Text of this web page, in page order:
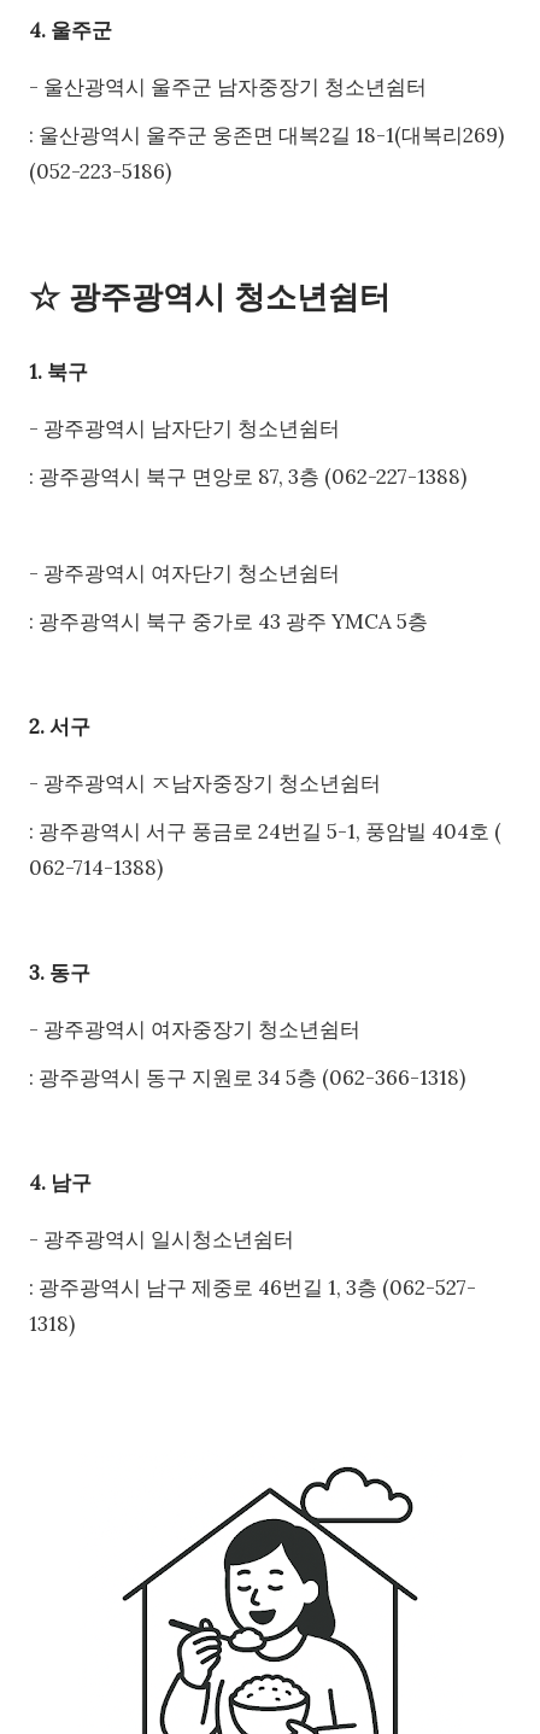
4. 울주군
- 울산광역시 울주군 남자중장기 청소년쉼터
: 울산광역시 울주군 웅존면 대복2길 18-1(대복리269)
(052-223-5186)
☆ 광주광역시 청소년쉼터
1. 북구
- 광주광역시 남자단기 청소년쉼터
: 광주광역시 북구 면앙로 87, 3층 (062-227-1388)
- 광주광역시 여자단기 청소년쉼터
: 광주광역시 북구 중가로 43 광주 YMCA 5층
2. 서구
- 광주광역시 ㅈ남자중장기 청소년쉼터
: 광주광역시 서구 풍금로 24번길 5-1, 풍암빌 404호 (
062-714-1388)
3. 동구
- 광주광역시 여자중장기 청소년쉼터
: 광주광역시 동구 지원로 34 5층 (062-366-1318)
4. 남구
- 광주광역시 일시청소년쉼터
: 광주광역시 남구 제중로 46번길 1, 3층 (062-527-
1318)